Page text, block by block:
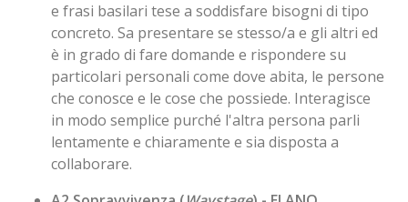
e frasi basilari tese a soddisfare bisogni di tipo
concreto. Sa presentare se stesso/a e gli altri ed
è in grado di fare domande e rispondere su
particolari personali come dove abita, le persone
che conosce e le cose che possiede. Interagisce
in modo semplice purché l'altra persona parli
lentamente e chiaramente e sia disposta a
collaborare.